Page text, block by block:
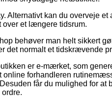
Alternativt kan du overveje
over et længere tidsrum.
behøver man helt sikkert
det normalt et tidskrævende
er e-mærket, som
online forhandleren
får du mulighed for at